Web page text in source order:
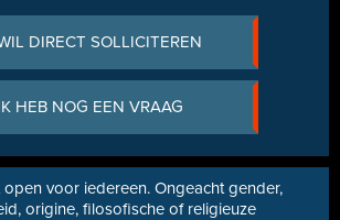
DIRECT SOLLICITEREN
HEB NOG EEN VRAAG
open voor iedereen. Ongeacht gender,
origine, filosofische of religieuze